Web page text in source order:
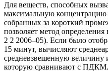
Для веществ, способных
максимальную концентрацию
собранных за короткий
позволяет метод
2 2 2006–05). Если было
15 минут, вычисляют
средневзвешенную величину
которую сравнивают с ПДКМ.